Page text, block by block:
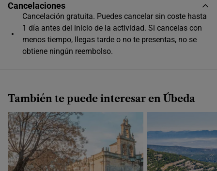
Único horario disponible
Cancelaciones
Cancelación gratuita. Puedes cancelar sin coste hasta
1 día antes del inicio de la actividad. Si cancelas con
menos tiempo, llegas tarde o no te presentas, no se
obtiene ningún reembolso.
También te puede interesar en Úbeda